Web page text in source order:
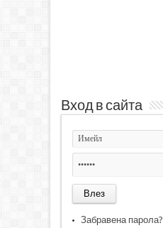
Вход в сайта
Забравена парола?